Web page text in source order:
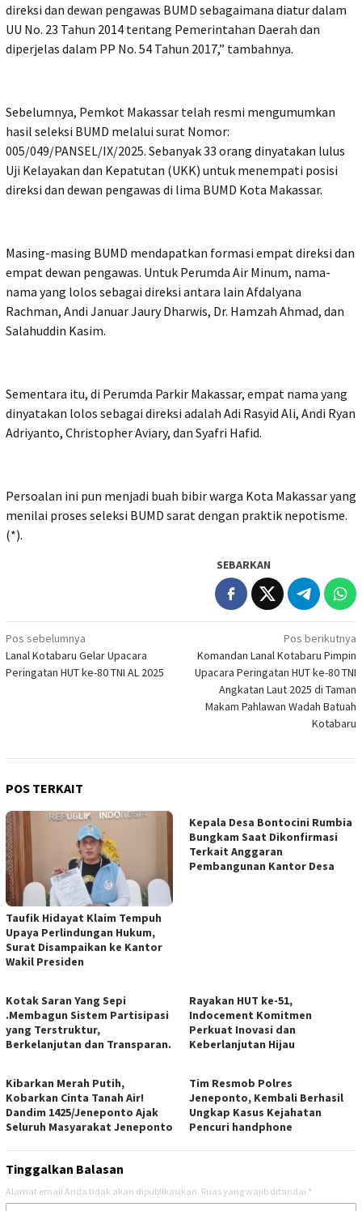
direksi dan dewan pengawas BUMD sebagaimana diatur dalam
UU No. 23 Tahun 2014 tentang Pemerintahan Daerah dan
diperjelas dalam PP No. 54 Tahun 2017,” tambahnya.
Sebelumnya, Pemkot Makassar telah resmi mengumumkan
hasil seleksi BUMD melalui surat Nomor:
005/049/PANSEL/IX/2025. Sebanyak 33 orang dinyatakan lulus
Uji Kelayakan dan Kepatutan (UKK) untuk menempati posisi
direksi dan dewan pengawas di lima BUMD Kota Makassar.
Masing-masing BUMD mendapatkan formasi empat direksi dan
empat dewan pengawas. Untuk Perumda Air Minum, nama-
nama yang lolos sebagai direksi antara lain Afdalyana
Rachman, Andi Januar Jaury Dharwis, Dr. Hamzah Ahmad, dan
Salahuddin Kasim.
Sementara itu, di Perumda Parkir Makassar, empat nama yang
dinyatakan lolos sebagai direksi adalah Adi Rasyid Ali, Andi Ryan
Adriyanto, Christopher Aviary, dan Syafri Hafid.
Persoalan ini pun menjadi buah bibir warga Kota Makassar yang
menilai proses seleksi BUMD sarat dengan praktik nepotisme.
(*).
SEBARKAN
Navigasi
pos
Pos sebelumnya
Lanal Kotabaru Gelar Upacara
Peringatan HUT ke-80 TNI AL 2025
Pos berikutnya
Komandan Lanal Kotabaru Pimpin
Upacara Peringatan HUT ke-80 TNI
Angkatan Laut 2025 di Taman
Makam Pahlawan Wadah Batuah
Kotabaru
POS TERKAIT
Taufik Hidayat Klaim Tempuh
Upaya Perlindungan Hukum,
Surat Disampaikan ke Kantor
Wakil Presiden
Kepala Desa Bontocini Rumbia
Bungkam Saat Dikonfirmasi
Terkait Anggaran
Pembangunan Kantor Desa
Kotak Saran Yang Sepi
.Membagun Sistem Partisipasi
yang Terstruktur,
Berkelanjutan dan Transparan.
Rayakan HUT ke-51,
Indocement Komitmen
Perkuat Inovasi dan
Keberlanjutan Hijau
Kibarkan Merah Putih,
Kobarkan Cinta Tanah Air!
Dandim 1425/Jeneponto Ajak
Seluruh Masyarakat Jeneponto
Tim Resmob Polres
Jeneponto, Kembali Berhasil
Ungkap Kasus Kejahatan
Pencuri handphone
Tinggalkan Balasan
Alamat email Anda tidak akan dipublikasikan. Ruas yang wajib ditandai *